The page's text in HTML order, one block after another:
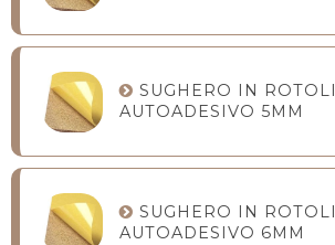
SUGHERO IN ROTOLI
AUTOADESIVO 5MM
SUGHERO IN ROTOLI
AUTOADESIVO 6MM